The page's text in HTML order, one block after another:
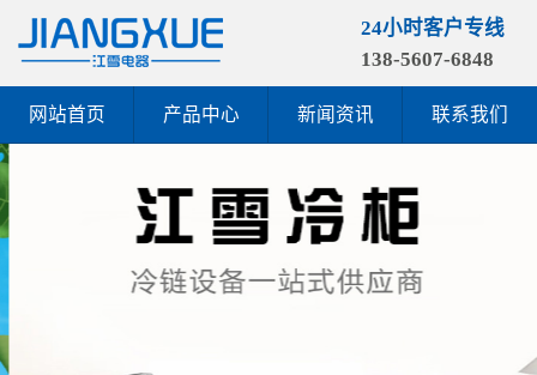
24小时客户专线
138-5607-6848
网站首页 产品中心 新闻资讯 联系我们